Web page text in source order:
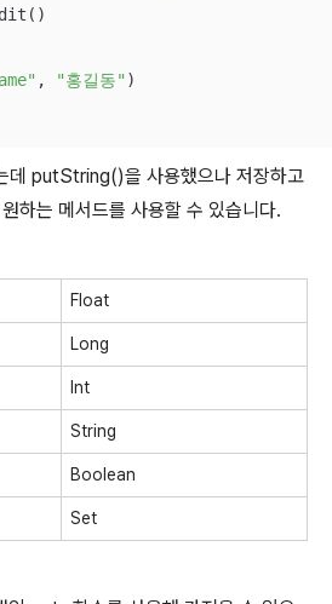
, "홍길동" )
데 putString()을 사용했으나 저장하고
하는 메서드를 사용할 수 있습니다.
Float
Long
Int
String
Boolean
Set